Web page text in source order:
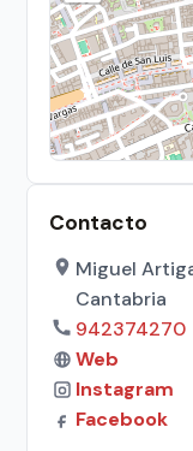
Contacto
Miguel
Cantabria
942374270
Web
Instagram
Facebook